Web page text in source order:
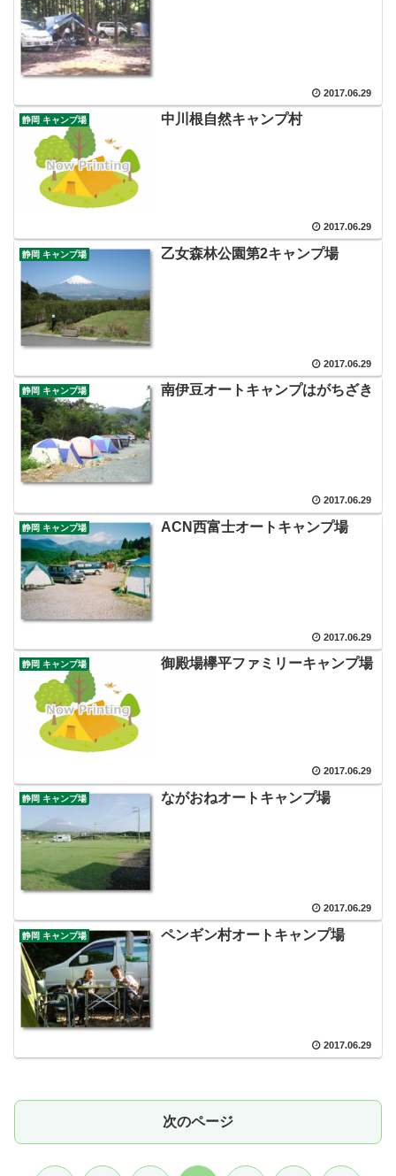
2017.06.29
静岡 キャンプ場 中川根自然キャンプ村
2017.06.29
静岡 キャンプ場 乙女森林公園第2キャンプ場
2017.06.29
静岡 キャンプ場 南伊豆オートキャンプはがちざき
2017.06.29
静岡 キャンプ場 ACN西富士オートキャンプ場
2017.06.29
静岡 キャンプ場 御殿場欅平ファミリーキャンプ場
2017.06.29
静岡 キャンプ場 ながおねオートキャンプ場
2017.06.29
静岡 キャンプ場 ペンギン村オートキャンプ場
2017.06.29
次のページ